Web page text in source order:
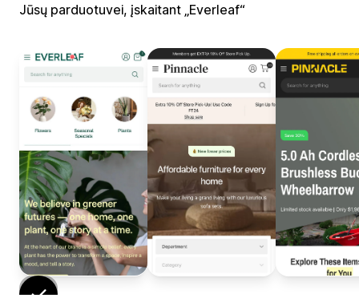
Jūsų parduotuvei, įskaitant „Everleaf“